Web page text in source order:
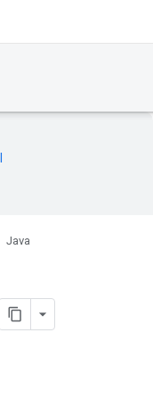
Java